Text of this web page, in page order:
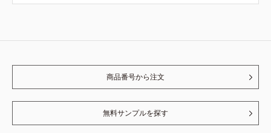
商品番号から注文
無料サンプルを探す